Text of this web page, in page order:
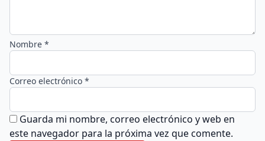
Nombre *
Correo electrónico *
Guarda mi nombre, correo electrónico y web en
este navegador para la próxima vez que comente.